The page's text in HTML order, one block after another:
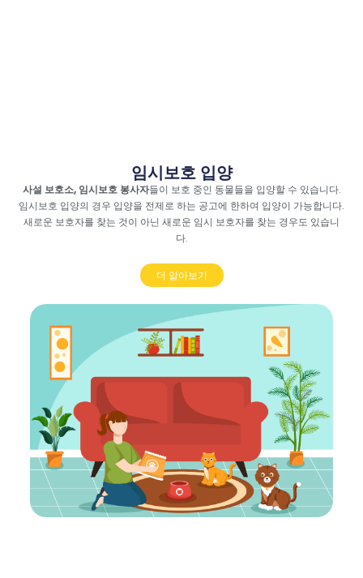
임시보호 입양
사설 보호소, 임시보호 봉사자들이 보호 중인 동물들을 입양할 수 있습니다.
임시보호 입양의 경우 입양을 전제로 하는 공고에 한하여 입양이 가능합니다.
새로운 보호자를 찾는 것이 아닌 새로운 임시 보호자를 찾는 경우도 있습니
다.
더 알아보기